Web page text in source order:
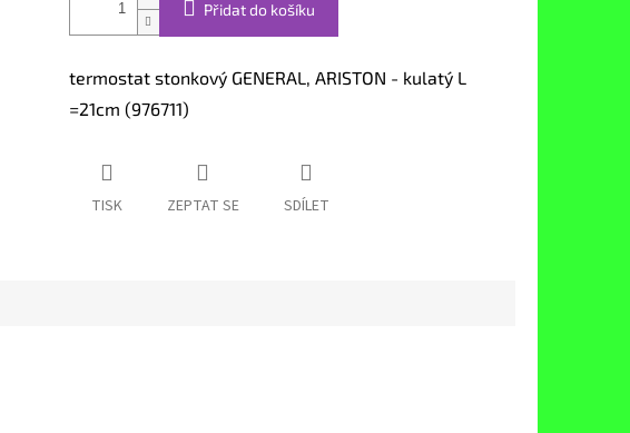
Přidat do košíku
termostat stonkový GENERAL, ARISTON - kulatý L
=21cm (976711)
TISK ZEPTAT SE SDÍLET